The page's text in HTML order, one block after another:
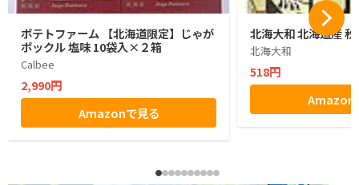
ポテトファーム 【北海道限定】じゃが
ポックル 塩味 10袋入×２箱
Calbee
2,990円
Amazonで見る
北海大和 北海道産
北海大和
518円
Amazon